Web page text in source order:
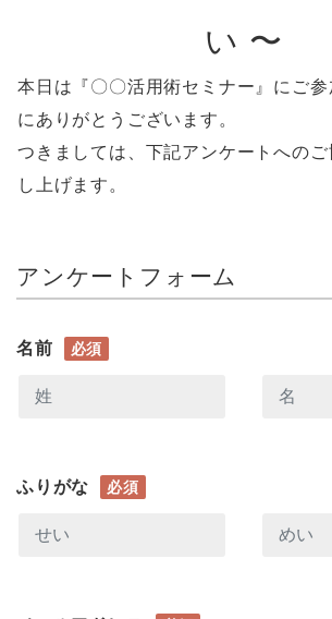
い 〜
本日は『〇〇活用術セミナー』にご
にありがとうございます。
つきましては、下記アンケートへのご
し上げます。
アンケートフォーム
名前 必須
ふりがな 必須